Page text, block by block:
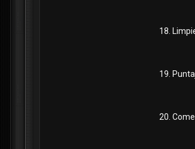
18.
19.
20.